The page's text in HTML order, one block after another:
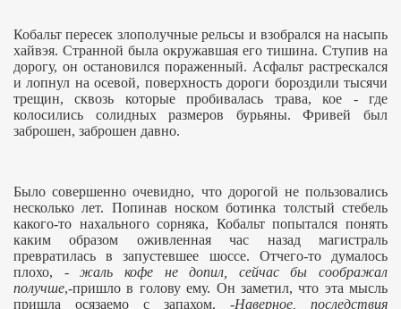
Кобальт пересек злополучные рельсы и взобрался на насыпь
хайвэя. Странной была окружавшая его тишина. Ступив на
дорогу, он остановился пораженный. Асфальт растрескался
и лопнул на осевой, поверхность дороги бороздили тысячи
трещин, сквозь которые пробивалась трава, кое - где
колосились солидных размеров бурьяны. Фривей был
заброшен, заброшен давно.
Было совершенно очевидно, что дорогой не пользовались
несколько лет. Попинав носком ботинка толстый стебель
какого-то нахального сорняка, Кобальт попытался понять
каким образом оживленная час назад магистраль
превратилась в запустевшее шоссе. Отчего-то думалось
плохо, -жаль кофе не допил, сейчас бы соображал
получше,-пришло в голову ему. Он заметил, что эта мысль
пришла осязаемо с запахом. -Наверное, последствия